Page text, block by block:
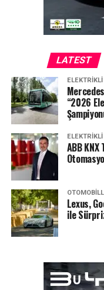
birlikte somut bir
bağlı derneklerimiz
düzenlemeyle
hem de tüketici
süreci sektörümüz
değerlendiriyoruz.”
Yeni Dönem: Daha
Yönetmeliğin
Ekspertiz
sağlanacak
Tüketici
Kayıt dışı ve
Sektörde
LATEST
“2026
ABB
Lexus,
ile